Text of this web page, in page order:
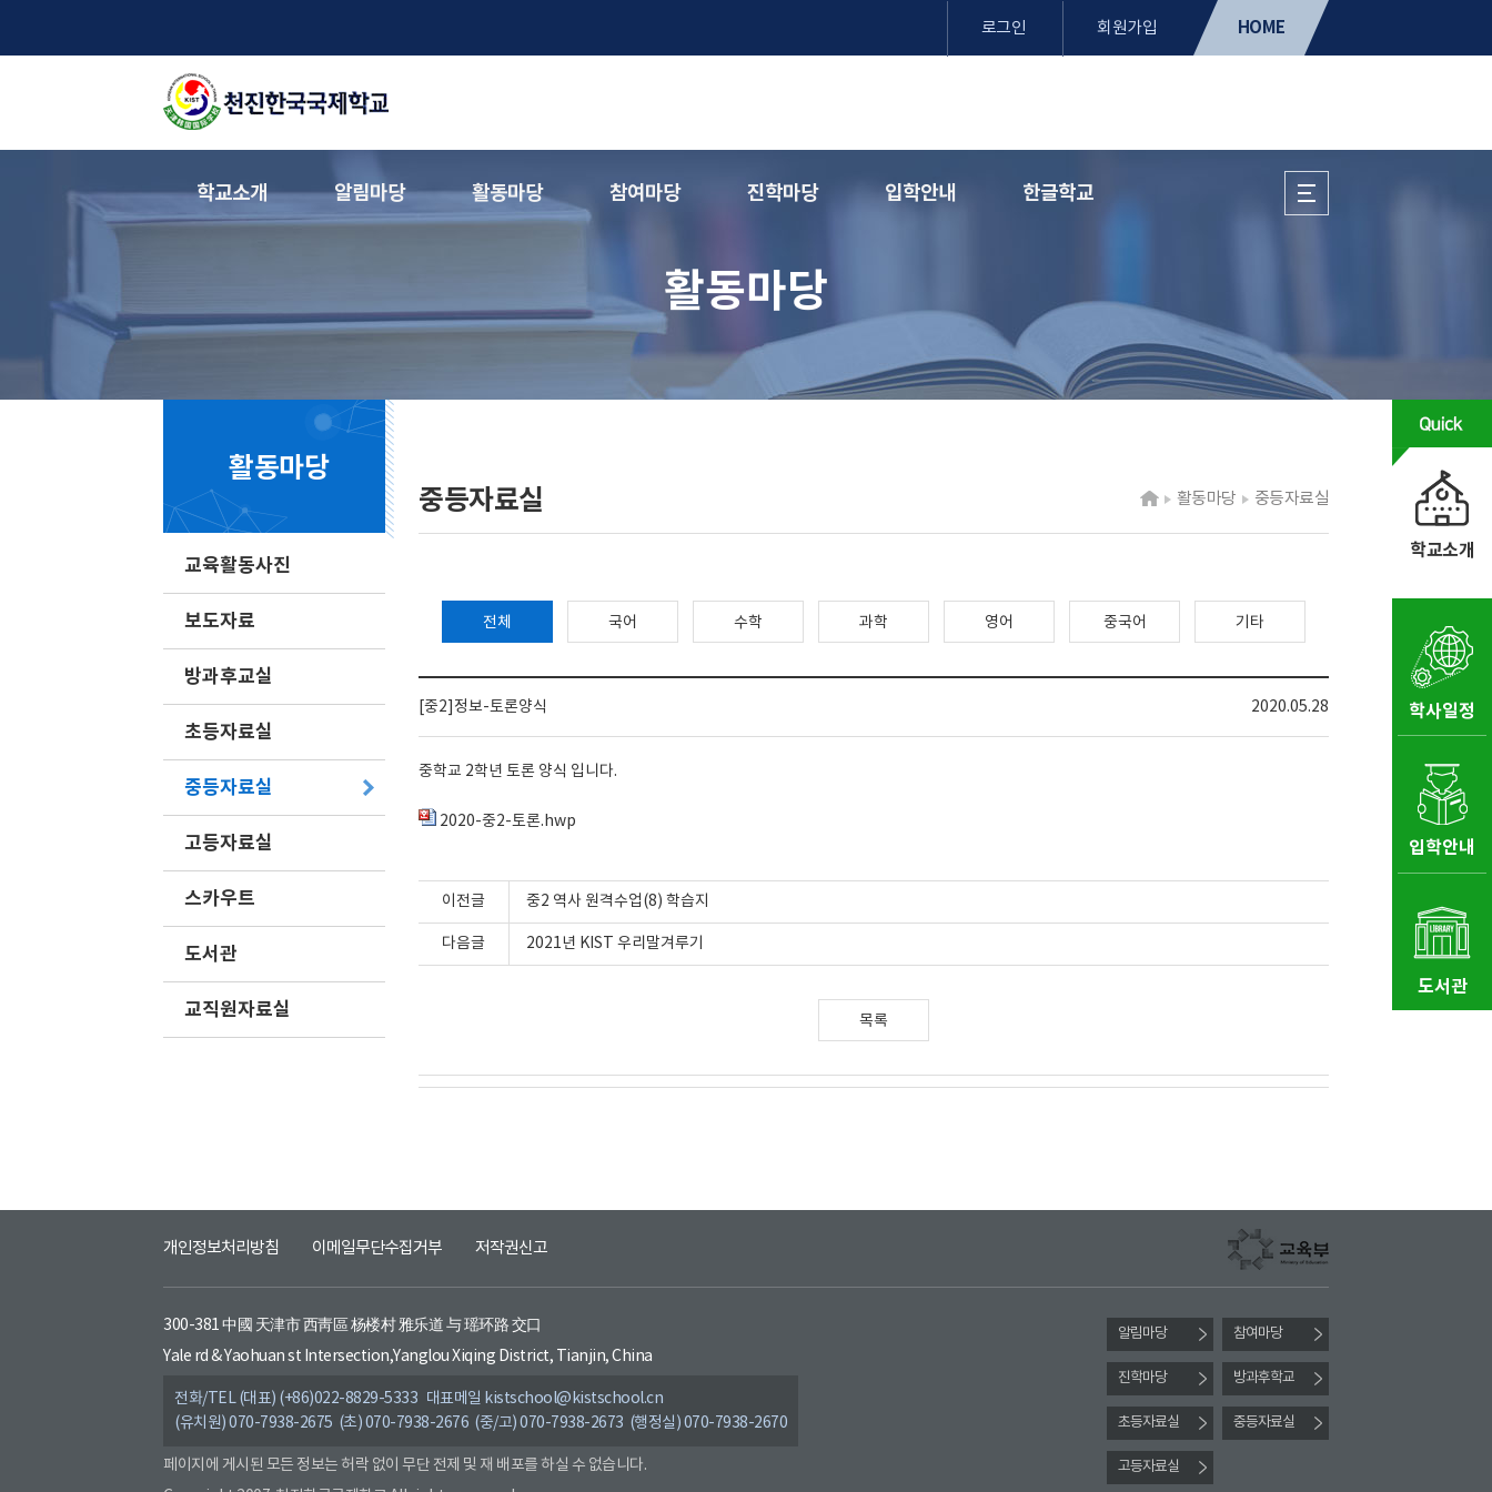
로그인 회원가입 HOME
학교소개 알림마당 활동마당 참여마당 진학마당 입학안내 한글학교
활동마당
활동마당
교육활동사진
보도자료
방과후교실
초등자료실
중등자료실
고등자료실
스카우트
도서관
교직원자료실
중등자료실 활동마당 중등자료실
전체 국어 수학 과학 영어 중국어 기타
[중2]정보-토론양식 2020.05.28
중학교 2학년 토론 양식 입니다.
2020-중2-토론.hwp
이전글 중2 역사 원격수업(8) 학습지
다음글 2021년 KIST 우리말겨루기
목록
학교소개
학사일정
입학안내
도서관
개인정보처리방침 이메일무단수집거부 저작권신고
300-381 中國 天津市 西靑區 杨楼村 雅乐道 与 瑶环路 交口
Yale rd & Yaohuan st Intersection,Yanglou Xiqing District, Tianjin, China
전화/TEL (대표) (+86)022-8829-5333 대표메일 kistschool@kistschool.cn
(유치원) 070-7938-2675 (초) 070-7938-2676 (중/고) 070-7938-2673 (행정실) 070-7938-2670
페이지에 게시된 모든 정보는 허락 없이 무단 전제 및 재 배포를 하실 수 없습니다.
알림마당 참여마당
진학마당 방과후학교
초등자료실 중등자료실
고등자료실